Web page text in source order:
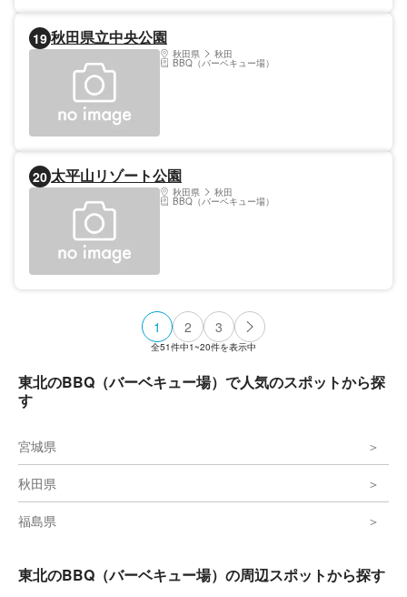
ースポットが。いずれも無料で利用できる
が、BBQ広場の利用は要予約。
19 秋田県立中央公園
秋田県 秋田
BBQ（バーベキュー場）
20 太平山リゾート公園
秋田県 秋田
BBQ（バーベキュー場）
1 2 3
全51件中1~20件を表示中
東北のBBQ（バーベキュー場）で人気のスポットから探
す
宮城県
秋田県
福島県
東北のBBQ（バーベキュー場）の周辺スポットから探す